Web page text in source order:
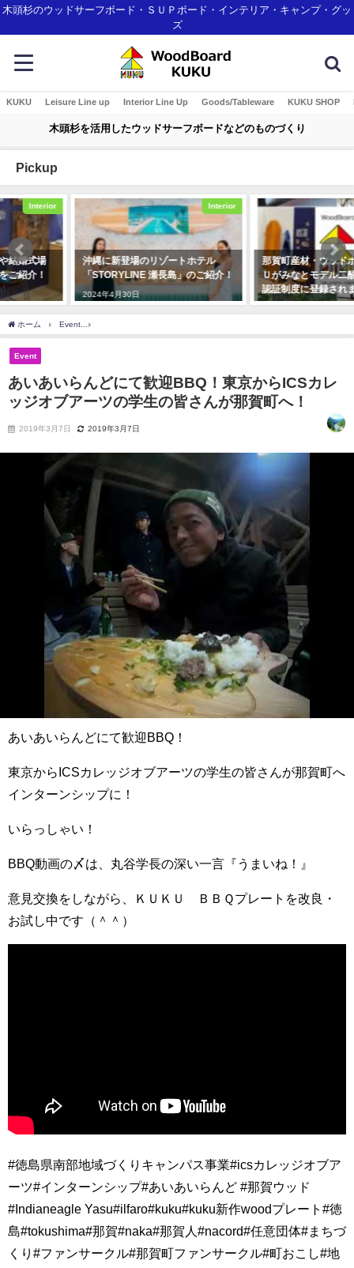
木頭杉のウッドサーフボード・ＳＵＰボード・インテリア・キャンプ・グッ
ズ
KUKU Leisure Line up Interior Line Up Goods/Tableware KUKU SHOP
木頭杉を活用したウッドサーフボードなどのものづくり
Pickup
Interior
沖縄に新登場のリゾートホテル
「STORYLINE 瀬長島」のご紹介！
2024年4月30日
Awards
那賀町産材・ウッドボードＫＵＫ
Ｕがみなとモデル二酸化炭素固定
認証制度に登録されました！
ホーム Event
Event
あいあいらんどにて歓迎BBQ！東京からICSカレ
ッジオブアーツの学生の皆さんが那賀町へ！
2019年3月7日 2019年3月7日
あいあいらんどにて歓迎BBQ！
東京からICSカレッジオブアーツの学生の皆さんが那賀町へ
インターンシップに！
いらっしゃい！
BBQ動画の〆は、丸谷学長の深い一言『うまいね！』
意見交換をしながら、ＫＵＫＵ ＢＢＱプレートを改良・
お試し中です（＾＾）
#徳島県南部地域づくりキャンパス事業#icsカレッジオブア
ーツ#インターンシップ#あいあいらんど #那賀ウッド
#Indianeagle Yasu#ilfaro#kuku#kuku新作woodプレート#徳
島#tokushima#那賀#naka#那賀人#nacord#任意団体#まちづ
くり#ファンサークル#那賀町ファンサークル#町おこし#地